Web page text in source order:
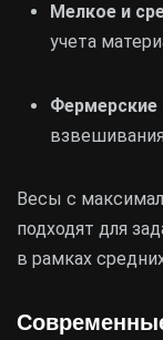
Мелкое и
учета
Фермерские
Весы с
подходят для
в рамках